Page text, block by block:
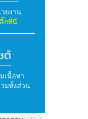
ยงาน
กที่นี่
ต์
เนื้อหา
มทั้งส่วน